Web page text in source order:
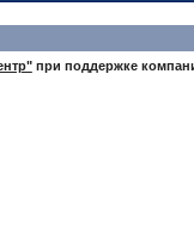
при поддержке